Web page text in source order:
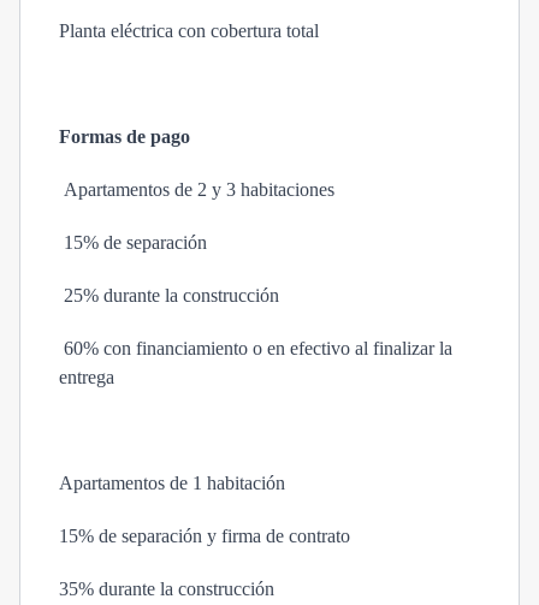
Planta eléctrica con cobertura total
Formas de pago
Apartamentos de 2 y 3 habitaciones
15% de separación
25% durante la construcción
60% con financiamiento o en efectivo al finalizar la
entrega
Apartamentos de 1 habitación
15% de separación y firma de contrato
35% durante la construcción